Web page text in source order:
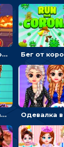
Мумия-золотоискатель: закидывать бинты, чтобы доставать сокровища
Шоколадная фабрика для девочек: лущить бобы, готовить и украшать сладости